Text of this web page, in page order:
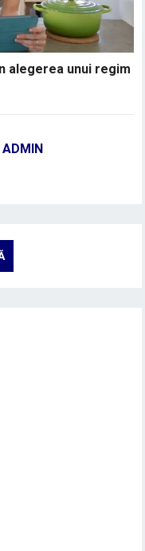
alegerea unui regim
ADMIN